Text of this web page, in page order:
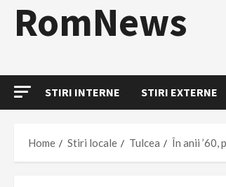
RomNews
STIRI INTERNE STIRI EXTERNE
Home Stiri locale Tulcea În anii ’60,